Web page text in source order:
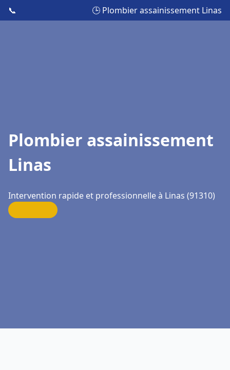
📞 🕒 Plombier assainissement Linas
Plombier assainissement
Linas
Intervention rapide et professionnelle à Linas (91310)